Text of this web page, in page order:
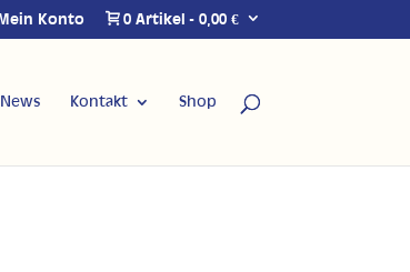
Mein Konto 0 Artikel 0,00 €
News Kontakt Shop